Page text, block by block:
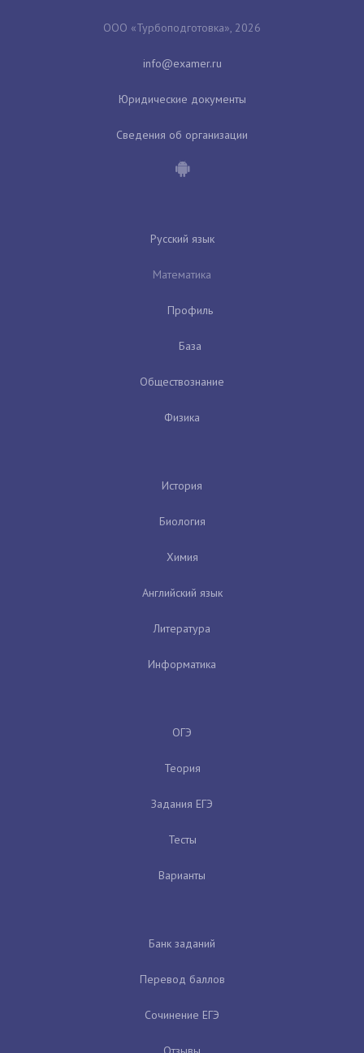
ООО «Турбоподготовка», 2026
Юридические документы
Сведения об организации
Русский язык
Математика
Профиль
База
Обществознание
Физика
История
Биология
Химия
Английский язык
Литература
Информатика
ОГЭ
Теория
Задания ЕГЭ
Тесты
Варианты
Банк заданий
Перевод баллов
Сочинение ЕГЭ